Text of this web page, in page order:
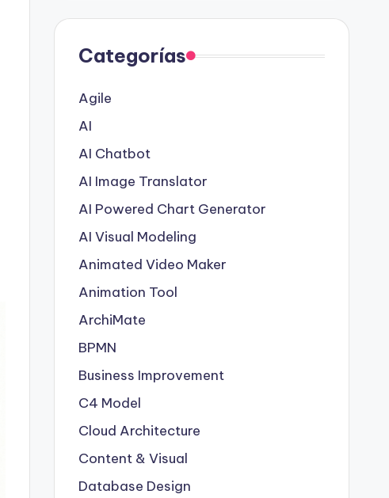
Categorías
Agile
AI
AI Chatbot
AI Image Translator
AI Powered Chart Generator
AI Visual Modeling
Animated Video Maker
Animation Tool
ArchiMate
BPMN
Business Improvement
C4 Model
Cloud Architecture
Content & Visual
Database Design